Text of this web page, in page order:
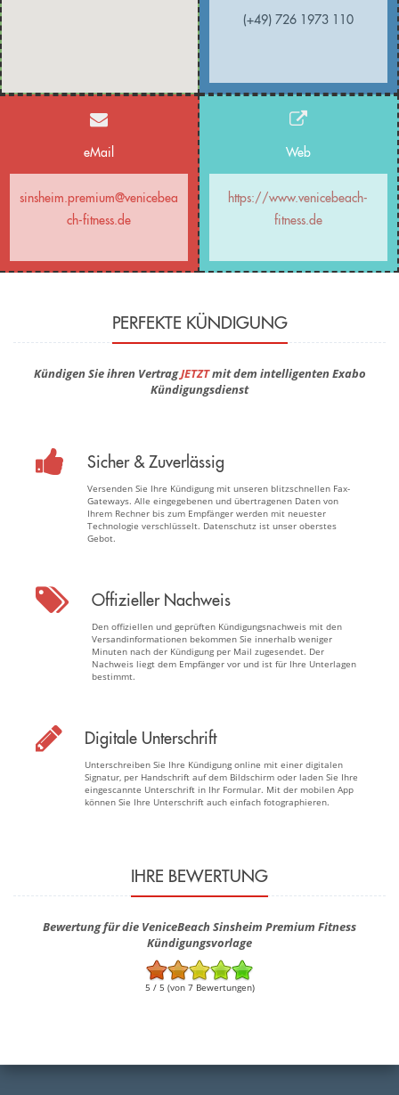
(+49) 726 1973 110
eMail
sinsheim.premium@venicebea
ch-fitness.de
Web
https://www.venicebeach-
fitness.de
PERFEKTE KÜNDIGUNG
Kündigen Sie ihren VertragJETZTmit dem intelligenten Exabo
Kündigungsdienst
Sicher & Zuverlässig
Versenden Sie Ihre Kündigung mit unseren blitzschnellen Fax-
Gateways. Alle eingegebenen und übertragenen Daten von
Ihrem Rechner bis zum Empfänger werden mit neuester
Technologie verschlüsselt. Datenschutz ist unser oberstes
Gebot.
Offizieller Nachweis
Den offiziellen und geprüften Kündigungsnachweis mit den
Versandinformationen bekommen Sie innerhalb weniger
Minuten nach der Kündigung per Mail zugesendet. Der
Nachweis liegt dem Empfänger vor und ist für Ihre Unterlagen
bestimmt.
Digitale Unterschrift
Unterschreiben Sie Ihre Kündigung online mit einer digitalen
Signatur, per Handschrift auf dem Bildschirm oder laden Sie Ihre
eingescannte Unterschrift in Ihr Formular. Mit der mobilen App
können Sie Ihre Unterschrift auch einfach fotographieren.
IHRE BEWERTUNG
Bewertung für die VeniceBeach Sinsheim Premium Fitness
Kündigungsvorlage
5 / 5 (von 7 Bewertungen)